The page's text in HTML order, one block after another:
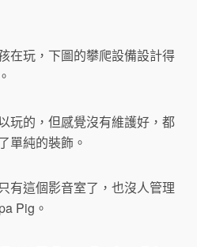
在玩，下圖的攀爬設備設計得
玩的，但感覺沒有維護好，都
單純的裝飾。
有這個影音室了，也沒人管理
Pig。